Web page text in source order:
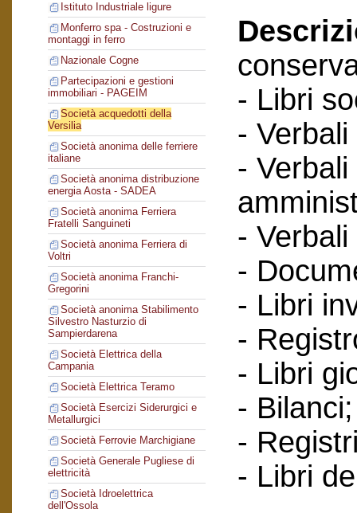
Istituto Industriale ligure
Monferro spa - Costruzioni e
montaggi in ferro
Nazionale Cogne
Partecipazioni e gestioni
immobiliari - PAGEIM
Società acquedotti della
Versilia
Società anonima delle ferriere
italiane
Società anonima distribuzione
energia Aosta - SADEA
Società anonima Ferriera
Fratelli Sanguineti
Società anonima Ferriera di
Voltri
Società anonima Franchi-
Gregorini
Società anonima Stabilimento
Silvestro Nasturzio di
Sampierdarena
Società Elettrica della
Campania
Società Elettrica Teramo
Società Esercizi Siderurgici e
Metallurgici
Società Ferrovie Marchigiane
Società Generale Pugliese di
elettricità
Società Idroelettrica
dell'Ossola
- Libri
-
-
-
-
- Libri
-
- Libri
- Bilanci;
-
- Libri